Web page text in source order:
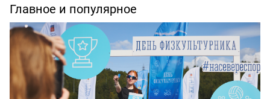
Главное и популярное